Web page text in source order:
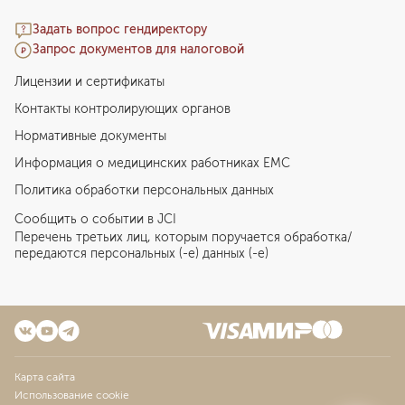
Задать вопрос гендиректору
Запрос документов для налоговой
Лицензии и сертификаты
Контакты контролирующих органов
Нормативные документы
Информация о медицинских работниках EMC
Политика обработки персональных данных
Сообщить о событии в JCI
Перечень третьих лиц, которым поручается обработка/
передаются персональных (-е) данных (-е)
Карта сайта
Использование cookie